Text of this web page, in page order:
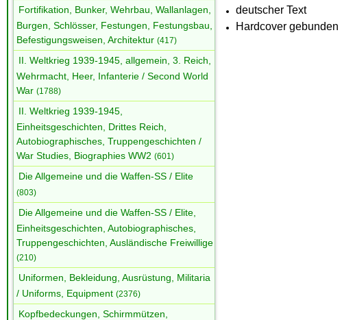
Fortifikation, Bunker, Wehrbau, Wallanlagen,
Burgen, Schlösser, Festungen, Festungsbau,
Befestigungsweisen, Architektur (417)
II. Weltkrieg 1939-1945, allgemein, 3. Reich,
Wehrmacht, Heer, Infanterie / Second World
War (1788)
II. Weltkrieg 1939-1945,
Einheitsgeschichten, Drittes Reich,
Autobiographisches, Truppengeschichten /
War Studies, Biographies WW2 (601)
Die Allgemeine und die Waffen-SS / Elite
(803)
Die Allgemeine und die Waffen-SS / Elite,
Einheitsgeschichten, Autobiographisches,
Truppengeschichten, Ausländische Freiwillige
(210)
Uniformen, Bekleidung, Ausrüstung, Militaria
/ Uniforms, Equipment (2376)
Kopfbedeckungen, Schirmmützen,
deutscher Text
Hardcover gebunden